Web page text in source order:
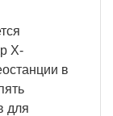
X-
в
для